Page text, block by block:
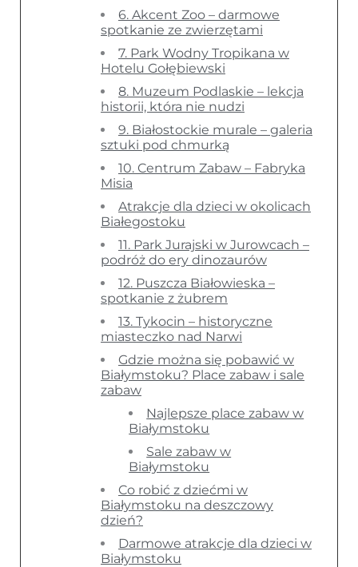
6. Akcent Zoo – darmowe
spotkanie ze zwierzętami
7. Park Wodny Tropikana w
Hotelu Gołębiewski
8. Muzeum Podlaskie – lekcja
historii, która nie nudzi
9. Białostockie murale – galeria
sztuki pod chmurką
10. Centrum Zabaw – Fabryka
Misia
Atrakcje dla dzieci w okolicach
Białegostoku
11. Park Jurajski w Jurowcach –
podróż do ery dinozaurów
12. Puszcza Białowieska –
spotkanie z żubrem
13. Tykocin – historyczne
miasteczko nad Narwi
Gdzie można się pobawić w
Białymstoku? Place zabaw i sale
zabaw
Najlepsze place zabaw w
Białymstoku
Sale zabaw w
Białymstoku
Co robić z dziećmi w
Białymstoku na deszczowy
dzień?
Darmowe atrakcje dla dzieci w
Białymstoku